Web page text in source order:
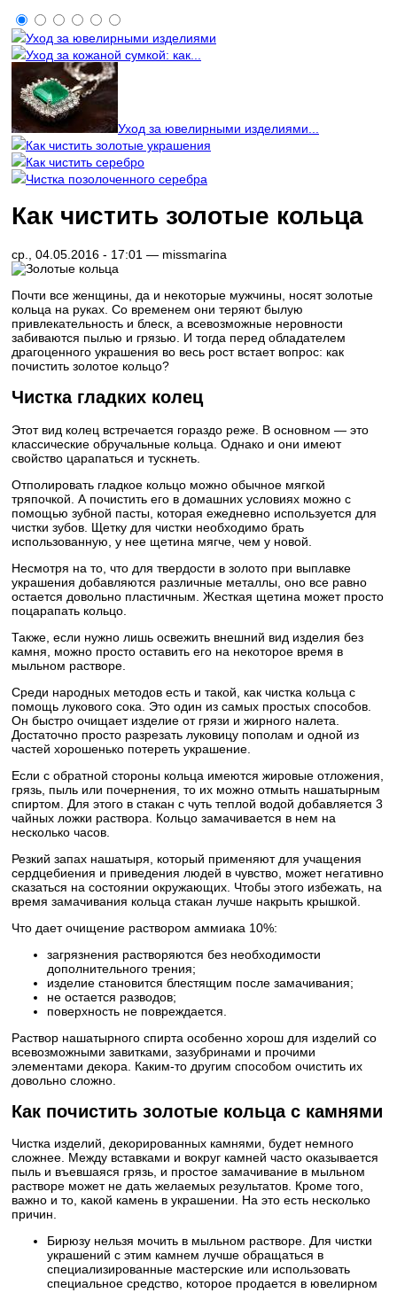
Уход за ювелирными изделиями
Уход за кожаной сумкой: как...
Уход за ювелирными изделиями...
Как чистить золотые украшения
Как чистить серебро
Чистка позолоченного серебра
Как чистить золотые кольца
ср., 04.05.2016 - 17:01 — missmarina
Почти все женщины, да и некоторые мужчины, носят золотые
кольца на руках. Со временем они теряют былую
привлекательность и блеск, а всевозможные неровности
забиваются пылью и грязью. И тогда перед обладателем
драгоценного украшения во весь рост встает вопрос: как
почистить золотое кольцо?
Чистка гладких колец
Этот вид колец встречается гораздо реже. В основном — это
классические обручальные кольца. Однако и они имеют
свойство царапаться и тускнеть.
Отполировать гладкое кольцо можно обычное мягкой
тряпочкой. А почистить его в домашних условиях можно с
помощью зубной пасты, которая ежедневно используется для
чистки зубов. Щетку для чистки необходимо брать
использованную, у нее щетина мягче, чем у новой.
Несмотря на то, что для твердости в золото при выплавке
украшения добавляются различные металлы, оно все равно
остается довольно пластичным. Жесткая щетина может просто
поцарапать кольцо.
Также, если нужно лишь освежить внешний вид изделия без
камня, можно просто оставить его на некоторое время в
мыльном растворе.
Среди народных методов есть и такой, как чистка кольца с
помощь лукового сока. Это один из самых простых способов.
Он быстро очищает изделие от грязи и жирного налета.
Достаточно просто разрезать луковицу пополам и одной из
частей хорошенько потереть украшение.
Если с обратной стороны кольца имеются жировые отложения,
грязь, пыль или почернения, то их можно отмыть нашатырным
спиртом. Для этого в стакан с чуть теплой водой добавляется 3
чайных ложки раствора. Кольцо замачивается в нем на
несколько часов.
Резкий запах нашатыря, который применяют для учащения
сердцебиения и приведения людей в чувство, может негативно
сказаться на состоянии окружающих. Чтобы этого избежать, на
время замачивания кольца стакан лучше накрыть крышкой.
Что дает очищение раствором аммиака 10%:
загрязнения растворяются без необходимости
дополнительного трения;
изделие становится блестящим после замачивания;
не остается разводов;
поверхность не повреждается.
Раствор нашатырного спирта особенно хорош для изделий со
всевозможными завитками, зазубринами и прочими
элементами декора. Каким-то другим способом очистить их
довольно сложно.
Как почистить золотые кольца с камнями
Чистка изделий, декорированных камнями, будет немного
сложнее. Между вставками и вокруг камней часто оказывается
пыль и въевшаяся грязь, и простое замачивание в мыльном
растворе может не дать желаемых результатов. Кроме того,
важно и то, какой камень в украшении. На это есть несколько
причин.
Бирюзу нельзя мочить в мыльном растворе. Для чистки
украшений с этим камнем лучше обращаться в
специализированные мастерские или использовать
специальное средство, которое продается в ювелирном